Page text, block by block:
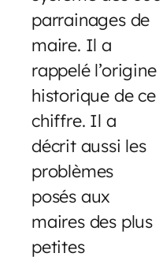
parrainages de
maire. Il a
rappelé l’origine
historique de ce
chiffre. Il a
décrit aussi les
problèmes
posés aux
maires des plus
petites